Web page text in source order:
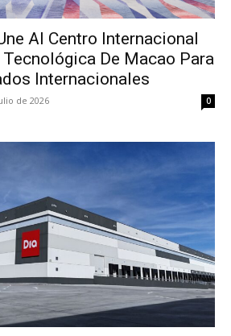
Al Centro Internacional
De Macao Para
Internacionales
de 2026 0